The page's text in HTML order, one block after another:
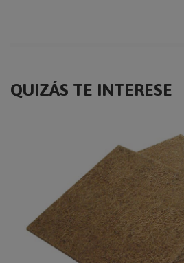
QUIZÁS TE INTERESE